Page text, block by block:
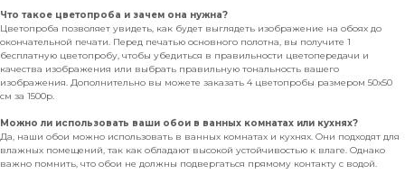
Что такое цветопроба и зачем она нужна?
Цветопроба позволяет увидеть, как будет выглядеть изображение на обоях до
окончательной печати. Перед печатью основного полотна, вы получите 1
бесплатную цветопробу, чтобы убедиться в правильности цветопередачи и
качества изображения или выбрать правильную тональность вашего
изображения. Дополнительно вы можете заказать 4 цветопробы размером 50х50
см за 1500р.
Можно ли использовать ваши обои в ванных комнатах или кухнях?
Да, наши обои можно использовать в ванных комнатах и кухнях. Они подходят для
влажных помещений, так как обладают высокой устойчивостью к влаге. Однако
важно помнить, что обои не должны подвергаться прямому контакту с водой.